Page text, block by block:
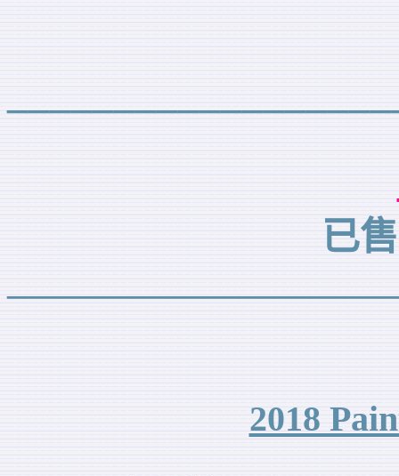
已
2018